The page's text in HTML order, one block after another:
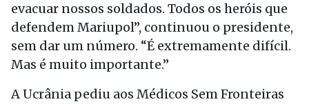
evacuar nossos soldados. Todos os heróis que
defendem Mariupol”, continuou o presidente,
sem dar um número. “É extremamente difícil.
Mas é muito importante.”
A Ucrânia pediu aos Médicos Sem Fronteiras